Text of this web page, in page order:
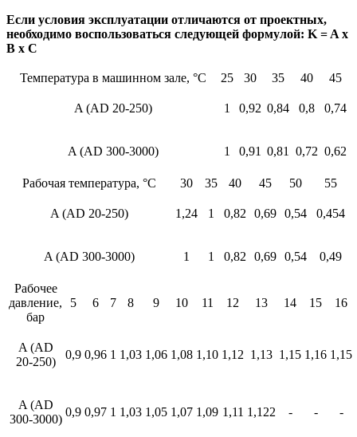
Если условия эксплуатации отличаются от проектных,
необходимо воспользоваться следующей формулой: K = A x
B x C
Температура в машинном зале, °C 25 30 35 40 45
A (AD 20-250) 1 0,92 0,84 0,8 0,74
A (AD 300-3000) 1 0,91 0,81 0,72 0,62
Рабочая температура, °C 30 35 40 45 50 55
A (AD 20-250) 1,24 1 0,82 0,69 0,54 0,454
A (AD 300-3000) 1 1 0,82 0,69 0,54 0,49
Рабочее
давление,
бар
5 6 7 8 9 10 11 12 13 14 15 16
A (AD
20-250)
0,9 0,96 1 1,03 1,06 1,08 1,10 1,12 1,13 1,15 1,16 1,15
A (AD
300-3000)
0,9 0,97 1 1,03 1,05 1,07 1,09 1,11 1,122 - - -